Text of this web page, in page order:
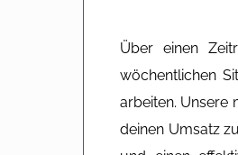
Über einen
wöchentlichen
arbeiten. Unsere
deinen Umsatz